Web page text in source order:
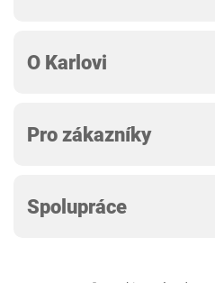
O Karlovi
Pro zákazníky
Spolupráce